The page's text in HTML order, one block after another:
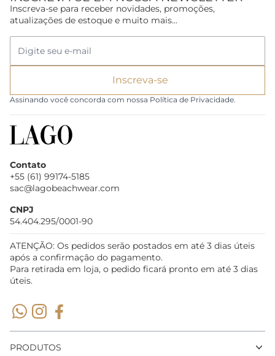
Inscreva-se para receber novidades, promoções,
atualizações de estoque e muito mais...
Inscreva-se
Assinando você concorda com nossa Política de Privacidade.
Contato
+55 (61) 99174-5185
sac@lagobeachwear.com
CNPJ
54.404.295/0001-90
ATENÇÃO: Os pedidos serão postados em até 3 dias úteis
após a confirmação do pagamento.
Para retirada em loja, o pedido ficará pronto em até 3 dias
úteis.
PRODUTOS